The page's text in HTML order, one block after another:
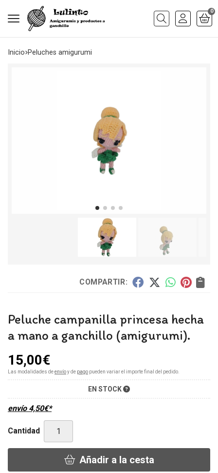
Buscar
0
Inicio peluches amigurumi
COMPARTIR:
Peluche campanilla princesa hecha
a mano a ganchillo (amigurumi).
15,00€
Las modalidades deenvíoy de pago pueden variar el importe final del pedido.
EN STOCK
envío 4,50€*
Cantidad
Añadir a la cesta